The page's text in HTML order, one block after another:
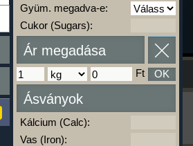
Ha ma már nem eszel/sportolsz többet,
kattints a kiértékelésre!
A Kalória Szimulátor Prémium funkció.
Gyüm. megadva-e:
Cukor (Sugars):
Ár megadása
Ft OK
Ásványok
Kálcium (Calc):
Vas (Iron):